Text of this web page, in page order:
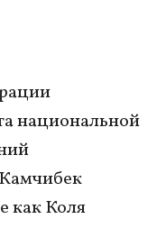
национальной
как Коля